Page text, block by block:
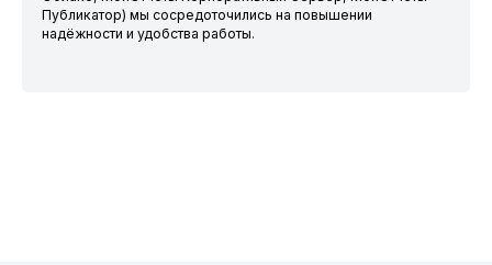
Публикатор) мы сосредоточились на повышении
надёжности и удобства работы.